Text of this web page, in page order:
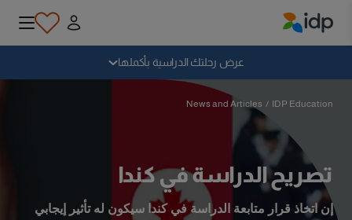
عرض رحلتك الدراسية بأكملها
لماذا الدراسة بالخارج؟
أين وماذا أدرس؟
كيف يمكنني التقديم؟
سقوط
IDP Education
/
News and Articles
تصريح الدراسة في كندا
إن اتخاذ قرار متابعة الدراسة في كندا سيكون له تأثير إيجابي